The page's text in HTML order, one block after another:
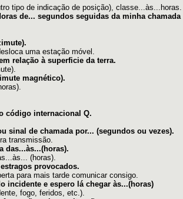
tipo de indicação de posição), classe...às...horas.
de... segundos seguidas da minha chamada
uma estação móvel.
relação à superficie da terra.
magnético).
código internacional Q.
sinal de chamada por... (segundos ou vezes).
transmissão.
das...às...(horas).
(horas).
provocados.
para mais tarde comunicar consigo.
incidente e espero lá chegar às...(horas)
fogo, feridos, etc.).